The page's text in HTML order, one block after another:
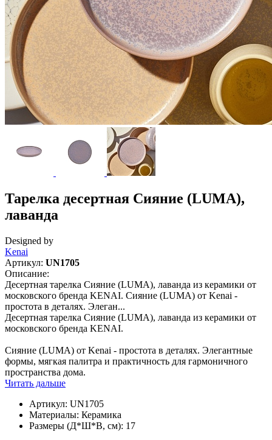
Тарелка десертная Сияние (LUMA),
лаванда
Designed by
Kenai
Артикул: UN1705
Описание:
Десертная тарелка Сияние (LUMA), лаванда из керамики от
московского бренда KENAI. Сияние (LUMA) от Kenai -
простота в деталях. Элеган...
Десертная тарелка Сияние (LUMA), лаванда из керамики от
московского бренда KENAI.
Сияние (LUMA) от Kenai - простота в деталях. Элегантные
формы, мягкая палитра и практичность для гармоничного
пространства дома.
Читать дальше
Артикул: UN1705
Материалы: Керамика
Размеры (Д*Ш*В, см): 17